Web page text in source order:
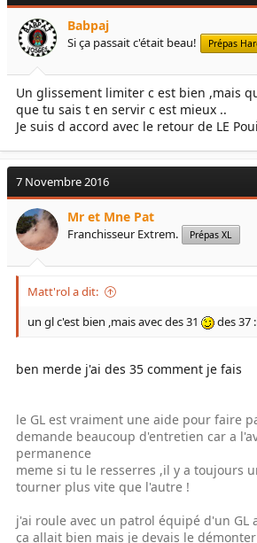
Babpaj
Si ça passait c'était beau! Prépas
Un glissement limiter c est bien ,mais
que tu sais t en servir c est mieux ..
Je suis d accord avec le retour de LE
7 Novembre 2016
Mr et Mne Pat
Franchisseur Extrem. Prépas XL
Matt'rol a dit:
un gl c'est bien ,mais avec des 31
des 37
ben merde j'ai des 35 comment je fais
le GL est vraiment une aide pour faire
demande beaucoup d'entretien car a
permanence
meme si tu le resserres ,il y a toujours
tourner plus vite que l'autre !
j'ai roule avec un patrol équipé d'un GL
ça allait bien mais je devais le